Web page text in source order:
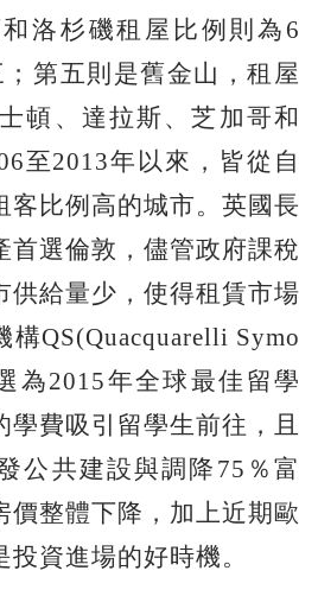
洛杉磯租屋比例則為6
第五則是舊金山，租屋
頓、達拉斯、芝加哥和
至2013年以來，皆從自
客比例高的城市。英國長
首選倫敦，儘管政府課稅
供給量少，使得租賃市場
構QS(Quacquarelli Symo
為2015年全球最佳留學
學費吸引留學生前往，且
公共建設與調降75％富
價整體下降，加上近期歐
資進場的好時機。